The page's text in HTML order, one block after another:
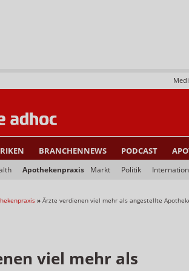
BRANCHENNEWS PODCAST
Apothekenpraxis Markt Politik
» Ärzte verdienen viel mehr als angestellte
viel mehr als